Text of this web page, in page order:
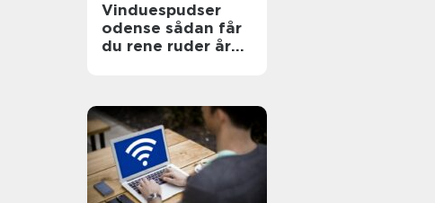
Vinduespudser
odense sådan får
du rene ruder året